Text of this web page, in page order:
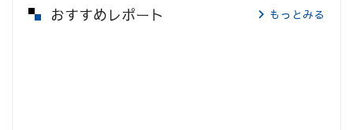
おすすめレポート もっとみる